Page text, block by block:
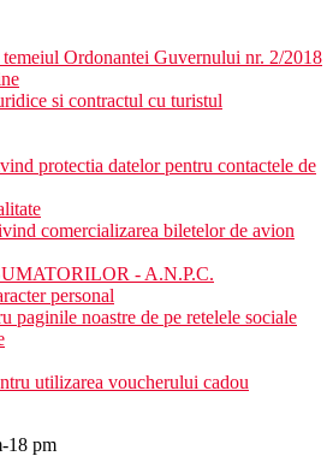
Ordonantei Guvernului nr. 2/2018
si contractul cu turistul
protectia datelor pentru contactele de
comercializarea biletelor de avion
- A.N.P.C.
personal
paginile noastre de pe retelele sociale
utilizarea voucherului cadou
18 pm